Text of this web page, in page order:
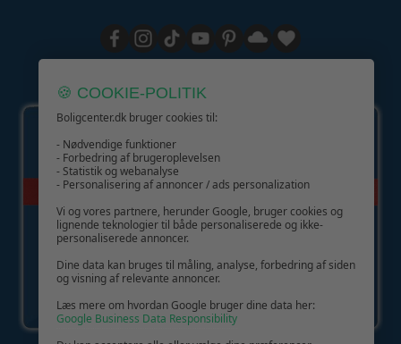
GIV GLÆDE MED ET GAVEKORT!
🍪 COOKIE-POLITIK
Boligcenter.dk bruger cookies til:
- Nødvendige funktioner
- Forbedring af brugeroplevelsen
- Statistik og webanalyse
- Personalisering af annoncer / ads personalization
Vi og vores partnere, herunder Google, bruger cookies og
lignende teknologier til både personaliserede og ikke-
personaliserede annoncer.
Dine data kan bruges til måling, analyse, forbedring af siden
og visning af relevante annoncer.
Læs mere om hvordan Google bruger dine data her:
Google Business Data Responsibility